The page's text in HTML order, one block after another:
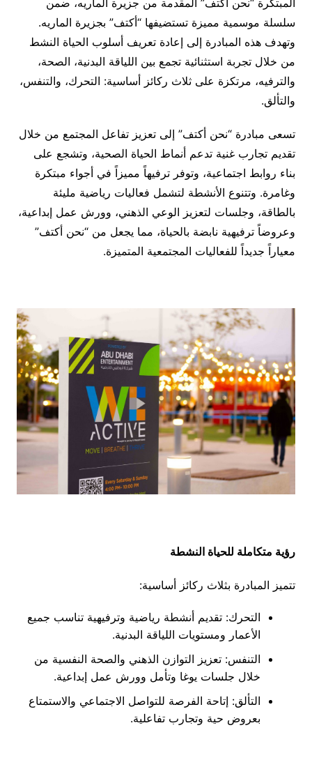
سلسلة موسمية مميزة تستضيفها “أكتف” بجزيرة الماريه.
وتهدف هذه المبادرة إلى إعادة تعريف أسلوب الحياة النشط
من خلال تجربة استثنائية تجمع بين اللياقة البدنية، الصحة،
والترفيه، مرتكزة على ثلاث ركائز أساسية: التحرك، والتنفس،
والتألق.
تسعى مبادرة “نحن أكتف” إلى تعزيز تفاعل المجتمع من خلال
تقديم تجارب غنية تدعم أنماط الحياة الصحية، وتشجع على
بناء روابط اجتماعية، وتوفر ترفيهاً مميزاً في أجواء مبتكرة
وغامرة. وتتنوع الأنشطة لتشمل فعاليات رياضية مليئة
بالطاقة، وجلسات لتعزيز الوعي الذهني، وورش عمل إبداعية،
وعروضاً ترفيهية نابضة بالحياة، مما يجعل من “نحن أكتف”
معياراً جديداً للفعاليات المجتمعية المتميزة.
رؤية متكاملة للحياة النشطة
تتميز المبادرة بثلاث ركائز أساسية:
التحرك: تقديم أنشطة رياضية وترفيهية تناسب جميع
الأعمار ومستويات اللياقة البدنية.
التنفس: تعزيز التوازن الذهني والصحة النفسية من
خلال جلسات يوغا وتأمل وورش عمل إبداعية.
التألق: إتاحة الفرصة للتواصل الاجتماعي والاستمتاع
بعروض حية وتجارب تفاعلية.